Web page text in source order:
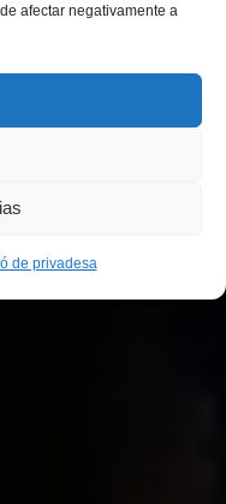
afectar negativamente a
de privadesa